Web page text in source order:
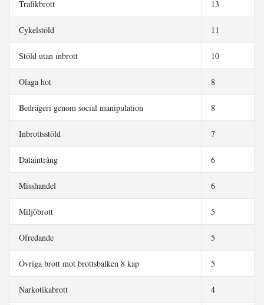
Trafikbrott 13
Cykelstöld 11
Stöld utan inbrott 10
Olaga hot 8
Bedrägeri genom social manipulation 8
Inbrottsstöld 7
Dataintrång 6
Misshandel 6
Miljöbrott 5
Ofredande 5
Övriga brott mot brottsbalken 8 kap 5
Narkotikabrott 4